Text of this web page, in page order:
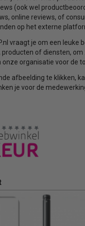
(ook wel
online reviews, of
op het externe
vraagt je om een leuke
producten of diensten, om
onze organisatie voor de
afbeelding te klikken,
je voor de